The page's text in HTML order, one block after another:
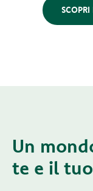
Un
te e il